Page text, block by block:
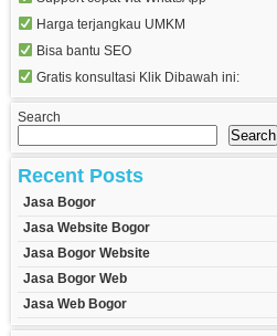
Harga terjangkau UMKM
Bisa bantu SEO
Gratis konsultasi Klik Dibawah ini:
Search
Search
Recent Posts
Jasa Bogor
Jasa Website Bogor
Jasa Bogor Website
Jasa Bogor Web
Jasa Web Bogor